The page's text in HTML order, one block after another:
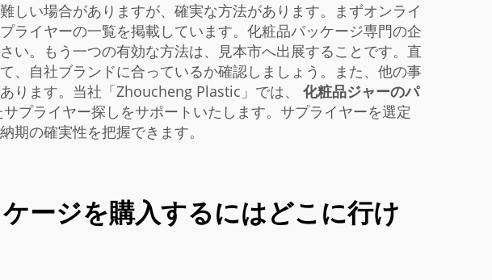
い場合がありますが、確実な方法があります。まずオンライ
ライヤーの一覧を掲載しています。化粧品パッケージ専門の企
い。もう一つの有効な方法は、見本市へ出展することです。直
、自社ブランドに合っているか確認しましょう。また、他の事
ります。当社「Zhoucheng Plastic」では、 化粧品ジャーのパ
プライヤー探しをサポートいたします。サプライヤーを選定
の確実性を把握できます。
ージを購入するにはどこに行け